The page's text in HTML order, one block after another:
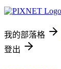
我的部落格
登出